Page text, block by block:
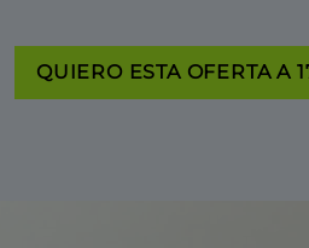
QUIERO ESTA OFERTA A